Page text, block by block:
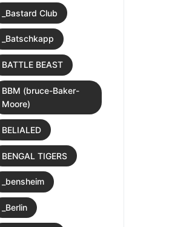
_Bastard Club
_Batschkapp
BATTLE BEAST
BBM (bruce-Baker-
Moore)
BELIALED
BENGAL TIGERS
_bensheim
_Berlin